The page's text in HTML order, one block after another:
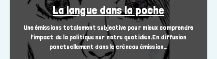
La langue dans la poche
Une émissions totalement subjective pour mieux comprendre
l’impact de la politique sur notre quotidien.En diffusion
ponctuellement dans le créneau émission…